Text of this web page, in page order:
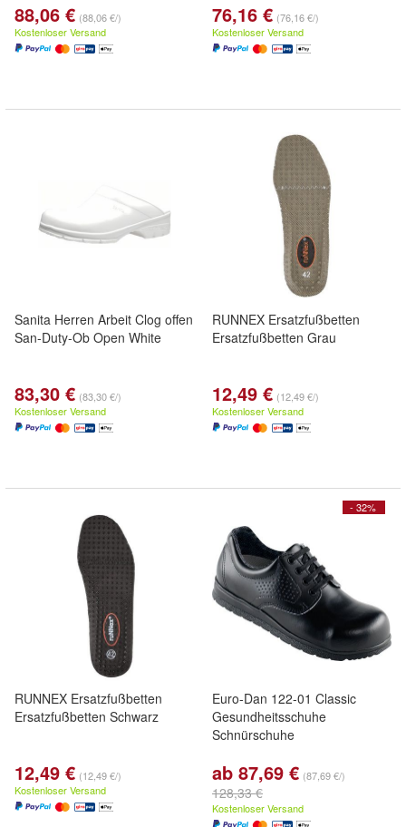
88,06 € (88,06 €/)
Kostenloser Versand
76,16 € (76,16 €/)
Kostenloser Versand
Sanita Herren Arbeit Clog offen
San-Duty-Ob Open White
83,30 € (83,30 €/)
Kostenloser Versand
RUNNEX Ersatzfußbetten
Ersatzfußbetten Grau
12,49 € (12,49 €/)
Kostenloser Versand
RUNNEX Ersatzfußbetten
Ersatzfußbetten Schwarz
12,49 € (12,49 €/)
Kostenloser Versand
- 32%
Euro-Dan 122-01 Classic
Gesundheitsschuhe
Schnürschuhe
ab 87,69 € (87,69 €/)
128,33 €
Kostenloser Versand